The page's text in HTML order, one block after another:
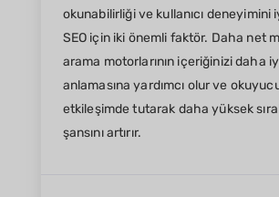
okunabilirliği ve kullanıcı deneyimini
SEO için iki önemli faktör. Daha net
arama motorlarının içeriğinizi daha
anlamasına yardımcı olur ve
etkileşimde tutarak daha yüksek
şansını artırır.